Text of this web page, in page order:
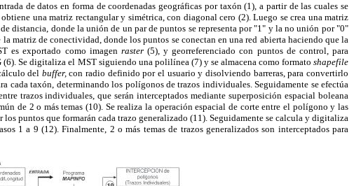
de datos en forma de coordenadas geográficas por taxón (1), a partir de las cuales se
una matriz rectangular y simétrica, con diagonal cero (2). Luego se crea una matriz
distancia, donde la unión de un par de puntos se representa por "1" y la no unión por "0"
matriz de conectividad, donde los puntos se conectan en una red abierta haciendo que la
es exportado como imagen raster(5), y georreferenciado con puntos de control, para
Se digitaliza el MST siguiendo una polilínea (7) y se almacena como formato shapefile
del buffer,con radio definido por el usuario y disolviendo barreras, para convertirlo
cada taxón, determinando los polígonos de trazos individuales. Seguidamente se efectúa
trazos individuales, que serán interceptados mediante superposición espacial boleana
de 2 o más temas (10). Se realiza la operación espacial de corte entre el polígono y las
los puntos que formarán cada trazo generalizado (11). Seguidamente se calcula y digitaliza
1 a 9 (12). Finalmente, 2 o más temas de trazos generalizados son interceptados para